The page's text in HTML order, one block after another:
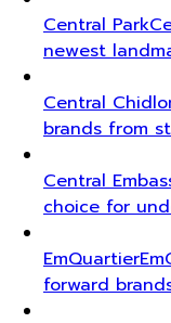
Central Park
newest
Central
brands from
Central
choice for
EmQuartier
forward